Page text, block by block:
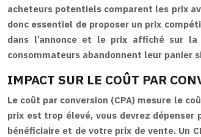
acheteurs potentiels comparent les prix
donc essentiel de proposer un prix
dans l’annonce et le prix affiché sur
consommateurs abandonnent leur panier
IMPACT SUR LE COÛT PAR
Le coût par conversion (CPA) mesure le
prix est trop élevé, vous devrez
bénéficiaire et de votre prix de vente. Un